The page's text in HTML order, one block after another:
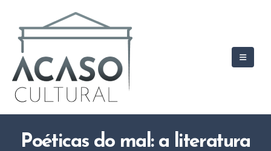
Poéticas do mal: a literatura